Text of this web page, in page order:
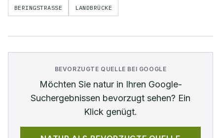
BERINGSTRASSE LANDBRÜCKE
BEVORZUGTE QUELLE BEI GOOGLE
Möchten Sie naturin Ihren Google-
Suchergebnissen bevorzugt sehen? Ein
Klick genügt.